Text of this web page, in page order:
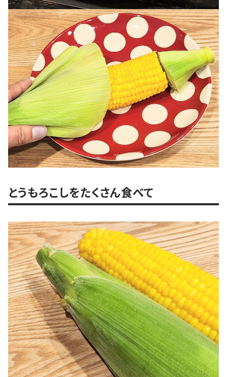
とうもろこしをたくさん食べて